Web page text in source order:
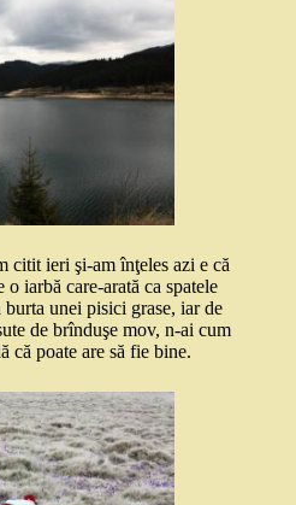
citit ieri şi-am înţeles azi e că
iarbă care-arată ca spatele
unei pisici grase, iar de
de brînduşe mov, n-ai cum
că poate are să fie bine.